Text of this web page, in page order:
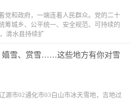
党和政府，一端连着人民群众。党的二十
筹城乡、公平统一、安全规范、可持续的
清水县持续扩
嬉雪、赏雪……这些地方有你对雪
源市02通化市03白山市冰天雪地，吉地过